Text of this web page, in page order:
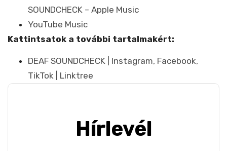
SOUNDCHECK – Apple Music
YouTube Music
Kattintsatok a további tartalmakért:
DEAF SOUNDCHECK | Instagram, Facebook,
TikTok | Linktree
Hírlevél